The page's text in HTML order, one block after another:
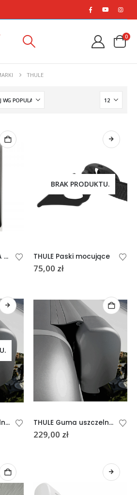
0
THULE
THULE ORGANIZER NA BUTY DO KAMPERA PRZYCZEPY SHOE
BRAK PRODUKTU.
THULE Paski mocujące
75,00 zł
THULE Guma uszczelniająca 4M 5 cm THULE Guma uszczelniająca 4M 8 cm
229,00 zł